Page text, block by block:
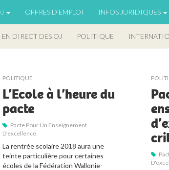
OFFRES D’EMPLOI INFOS JURIDIQUES
EN DIRECT DES OJ POLITIQUE
POLITIQUE
L’Ecole à l’heure du
pacte
Pacte Pour Un Enseignement
D'excellence
La rentrée scolaire 2018 aura une
teinte particulière pour certaines
écoles de la Fédération Wallonie-